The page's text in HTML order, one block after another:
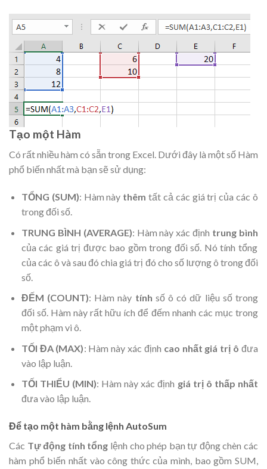
Tạo một Hàm
Có rất nhiều hàm có sẵn trong Excel. Dưới đây là một số Hàm
phổ biến nhất mà bạn sẽ sử dụng:
TỔNG (SUM): Hàm này thêm tất cả các giá trị của các ô
trong đối số.
TRUNG BÌNH (AVERAGE): Hàm này xác định trung bình
của các giá trị được bao gồm trong đối số. Nó tính tổng
của các ô và sau đó chia giá trị đó cho số lượng ô trong đối
số.
ĐẾM (COUNT): Hàm này tính số ô có dữ liệu số trong
đối số. Hàm này rất hữu ích để đếm nhanh các mục trong
một phạm vi ô.
TỐI ĐA (MAX): Hàm này xác định cao nhất giá trị ô đưa
vào lập luận.
TỐI THIỂU (MIN): Hàm này xác định giá trị ô thấp nhất
đưa vào lập luận.
Để tạo một hàm bằng lệnh AutoSum
Các Tự động tính tổng lệnh cho phép bạn tự động chèn các
hàm phổ biến nhất vào công thức của mình, bao gồm SUM,